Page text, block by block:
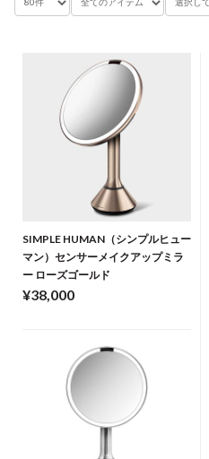
SIMPLE HUMAN（シンプルヒュー
マン）センサーメイクアップミラ
ー ローズゴールド
¥38,000